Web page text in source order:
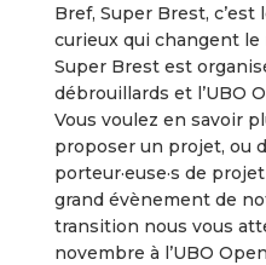
Bref, Super Brest,
curieux qui changent le
Super Brest est
débrouillards et l’UBO
Vous voulez en savoir
proposer un projet, ou
porteur·euse·s de
grand évènement de
transition nous vous
novembre à l’UBO